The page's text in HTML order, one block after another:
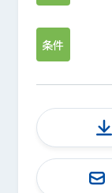
条件